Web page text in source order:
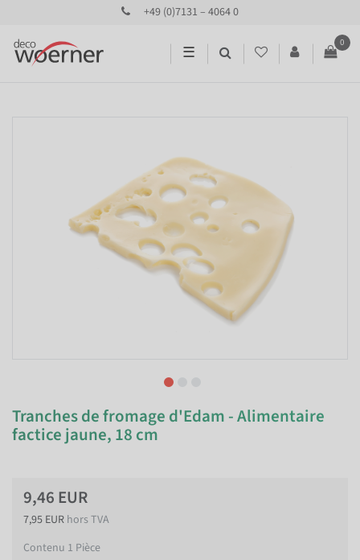
+49 (0)7131 – 4064 0
☰
0
Tranches de fromage d'Edam - Alimentaire
factice jaune, 18 cm
9,46 EUR
7,95 EUR hors TVA
Contenu 1 Pièce